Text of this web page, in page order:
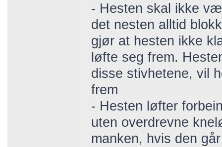
- Hesten skal ikke
det nesten alltid
gjør at hesten ikke
løfte seg frem.
disse stivhetene, vil
frem
- Hesten løfter
uten overdrevne
manken, hvis den